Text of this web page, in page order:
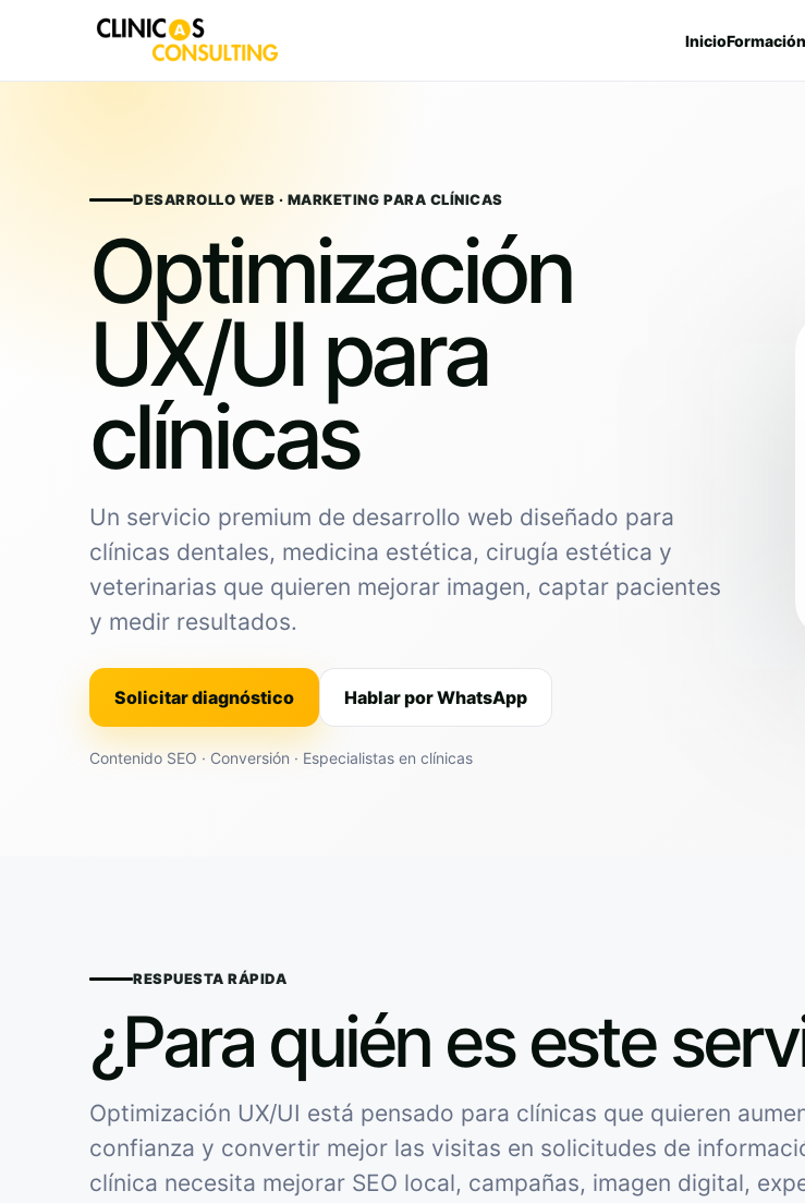
InicioFormación
DESARROLLO WEB · MARKETING PARA CLÍNICAS
Optimización
UX/UI para
clínicas
Un servicio premium de desarrollo web diseñado para
clínicas dentales, medicina estética, cirugía estética y
veterinarias que quieren mejorar imagen, captar pacientes
y medir resultados.
Solicitar diagnóstico Hablar por WhatsApp
Contenido SEO · Conversión · Especialistas en clínicas
RESPUESTA RÁPIDA
¿Para quién es este
Optimización UX/UI está pensado para clínicas que quieren
confianza y convertir mejor las visitas en solicitudes de
clínica necesita mejorar SEO local, campañas, imagen digital,